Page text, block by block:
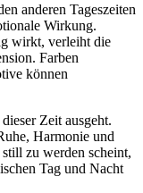
anderen Tageszeiten
Wirkung.
wirkt, verleiht die
Farben
können
Zeit ausgeht.
Harmonie und
zu werden scheint,
Tag und Nacht